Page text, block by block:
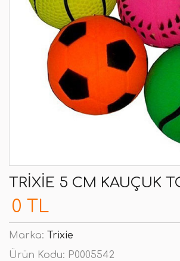
TRIXIE 5 CM KAUÇUK
0 TL
Marka: Trixie
Ürün Kodu: P0005542